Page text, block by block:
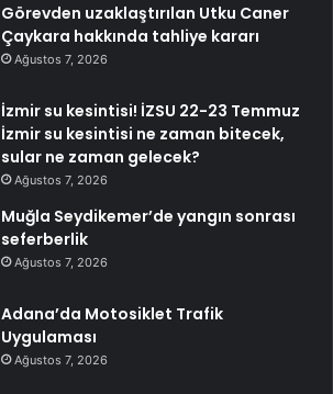
Görevden uzaklaştırılan Utku Caner
Çaykara hakkında tahliye kararı
Ağustos 7, 2026
İzmir su kesintisi! İZSU 22-23 Temmuz
İzmir su kesintisi ne zaman bitecek,
sular ne zaman gelecek?
Ağustos 7, 2026
Muğla Seydikemer’de yangın sonrası
seferberlik
Ağustos 7, 2026
Adana’da Motosiklet Trafik
Uygulaması
Ağustos 7, 2026